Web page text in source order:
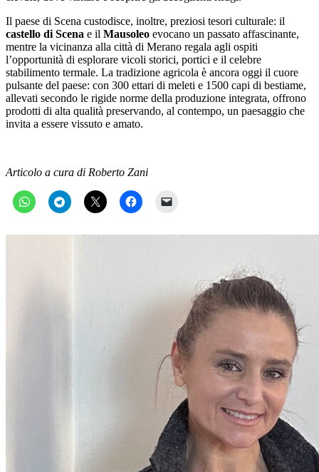
Il paese di Scena custodisce, inoltre, preziosi tesori culturale: il
castello di Scena e il Mausoleo evocano un passato affascinante,
mentre la vicinanza alla città di Merano regala agli ospiti
l’opportunità di esplorare vicoli storici, portici e il celebre
stabilimento termale. La tradizione agricola è ancora oggi il cuore
pulsante del paese: con 300 ettari di meleti e 1500 capi di bestiame,
allevati secondo le rigide norme della produzione integrata, offrono
prodotti di alta qualità preservando, al contempo, un paesaggio che
invita a essere vissuto e amato.
Articolo a cura di Roberto Zani